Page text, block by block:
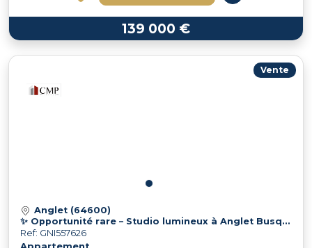
139 000 €
Vente
Anglet (64600)
✨ Opportunité rare – Studio lumineux à Anglet Busquet
Ref: GNI557626